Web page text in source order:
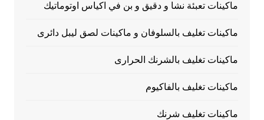
ماكينات تعبئة نشا و دقيق و بن في اكياس اوتوماتيك
ماكينات تغليف بالسلوفان و ماكينات لصق ليبل دائرى
ماكينات تغليف بالشرنك الحرارى
ماكينات تغليف بالفاكيوم
ماكينات تغليف شرنك